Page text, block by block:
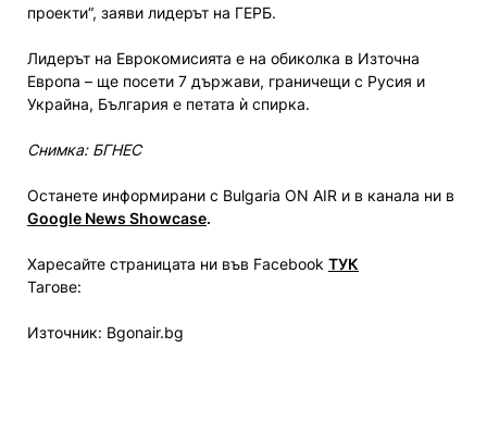
проекти“, заяви лидерът на ГЕРБ.
Лидерът на Еврокомисията е на обиколка в Източна
Европа – ще посети 7 държави, граничещи с Русия и
Украйна, България е петата ѝ спирка.
Снимка: БГНЕС
Останете информирани с Bulgaria ON AIR и в канала ни в
Google News Showcase.
Харесайте страницата ни във Facebook ТУК
Тагове:
Източник: Bgonair.bg